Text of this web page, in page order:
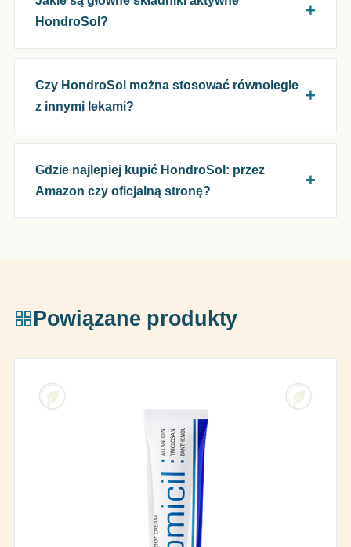
HondroSol?
Czy HondroSol można stosować równolegle
z innymi lekami?
Gdzie najlepiej kupić HondroSol: przez
Amazon czy oficjalną stronę?
Powiązane produkty